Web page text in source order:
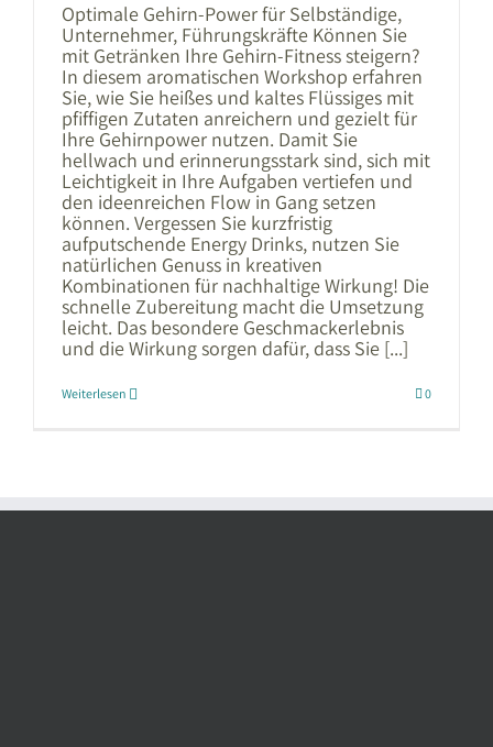
Optimale Gehirn-Power für Selbständige,
Unternehmer, Führungskräfte Können Sie
mit Getränken Ihre Gehirn-Fitness steigern?
In diesem aromatischen Workshop erfahren
Sie, wie Sie heißes und kaltes Flüssiges mit
pfiffigen Zutaten anreichern und gezielt für
Ihre Gehirnpower nutzen. Damit Sie
hellwach und erinnerungsstark sind, sich mit
Leichtigkeit in Ihre Aufgaben vertiefen und
den ideenreichen Flow in Gang setzen
können. Vergessen Sie kurzfristig
aufputschende Energy Drinks, nutzen Sie
natürlichen Genuss in kreativen
Kombinationen für nachhaltige Wirkung! Die
schnelle Zubereitung macht die Umsetzung
leicht. Das besondere Geschmackerlebnis
und die Wirkung sorgen dafür, dass Sie [...]
Weiterlesen 0